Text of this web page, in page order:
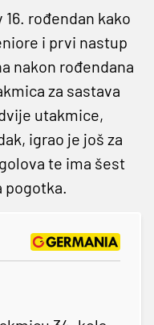
rođendan kako
i prvi nastup
nakon rođendana
za sastava
utakmice,
igrao je još za
te ima šest
pogotka.